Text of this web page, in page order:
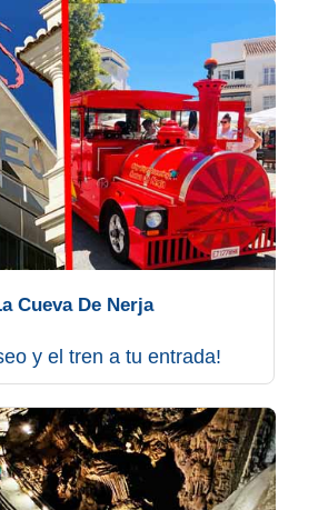
Cueva De Nerja
y el tren a tu entrada!